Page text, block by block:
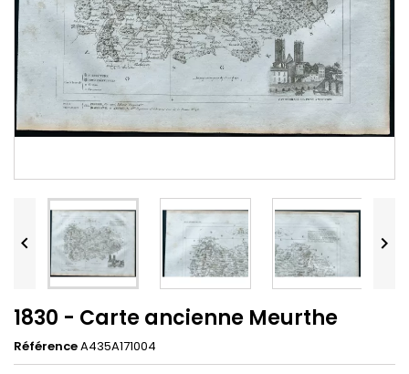
 
1830 - Carte ancienne Meurthe
RéférenceA435A171004